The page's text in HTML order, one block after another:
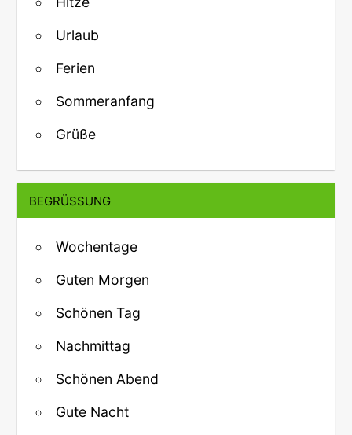
Urlaub
Ferien
Sommeranfang
Grüße
BEGRÜSSUNG
Wochentage
Guten Morgen
Schönen Tag
Nachmittag
Schönen Abend
Gute Nacht